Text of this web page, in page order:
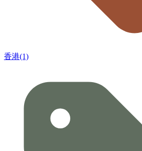
香港(1)